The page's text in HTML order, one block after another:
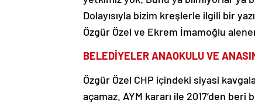
Dolayısıyla bizim kreşlerle ilgili bir
Özgür Özel ve Ekrem İmamoğlu
BELEDİYELER ANAOKULU VE
Özgür Özel CHP içindeki siyasi
açamaz. AYM kararı ile 2017’den